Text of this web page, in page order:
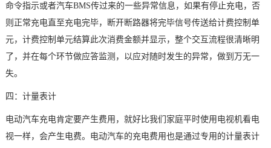
命令指示或者汽车BMS传过来的一些异常信息，如果有停止充电，否
则正常充电直至充电完毕，断开断路器将完毕信号传送给计费控制单
元，计费控制单元结算此次消费金额并显示，整个交互流程很清晰明
了，并在每个环节做应答监测，以应对随时发生的异常，做到万无一
失。
四：计量表计
电动汽车充电肯定要产生费用，就好比我们家庭平时使用电视机看电
视一样，会产生电费。电动汽车的充电费用也是通过专用的计量表计